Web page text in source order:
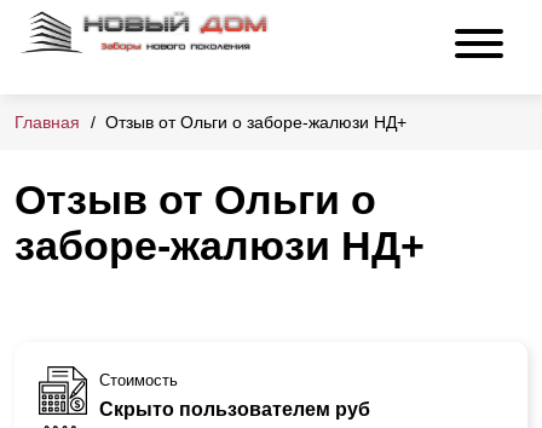
Главная Отзыв от Ольги о заборе-жалюзи НД+
Отзыв от Ольги о
заборе-жалюзи НД+
Стоимость
Скрыто пользователем руб